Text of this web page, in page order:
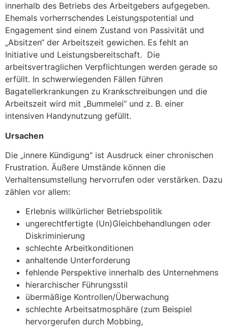
innerhalb des Betriebs des Arbeitgebers aufgegeben.
Ehemals vorherrschendes Leistungspotential und
Engagement sind einem Zustand von Passivität und
„Absitzen“ der Arbeitszeit gewichen. Es fehlt an
Initiative und Leistungsbereitschaft. Die
arbeitsvertraglichen Verpflichtungen werden gerade so
erfüllt. In schwerwiegenden Fällen führen
Bagatellerkrankungen zu Krankschreibungen und die
Arbeitszeit wird mit „Bummelei“ und z. B. einer
intensiven Handynutzung gefüllt.
Ursachen
Die „innere Kündigung“ ist Ausdruck einer chronischen
Frustration. Äußere Umstände können die
Verhaltensumstellung hervorrufen oder verstärken. Dazu
zählen vor allem:
Erlebnis willkürlicher Betriebspolitik
ungerechtfertigte (Un)Gleichbehandlungen oder
Diskriminierung
schlechte Arbeitkonditionen
anhaltende Unterforderung
fehlende Perspektive innerhalb des Unternehmens
hierarchischer Führungsstil
übermäßige Kontrollen/Überwachung
schlechte Arbeitsatmosphäre (zum Beispiel
hervorgerufen durch Mobbing,